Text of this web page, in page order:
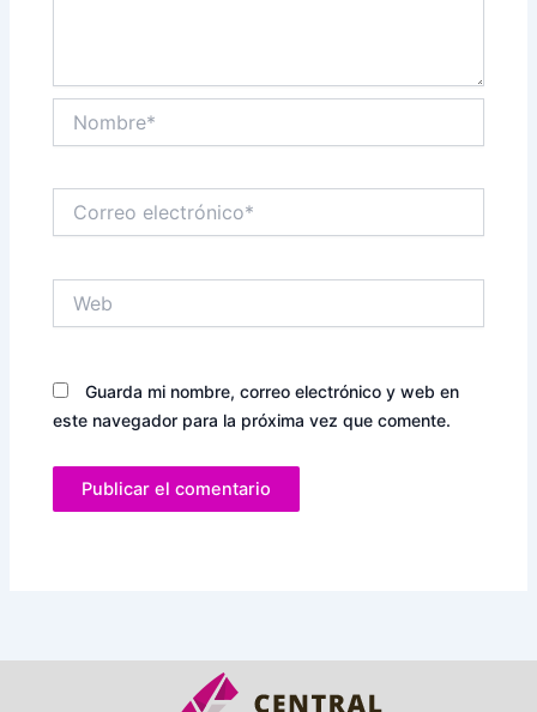
electrónico*
Guarda mi nombre, correo electrónico y web en
este navegador para la próxima vez que comente.